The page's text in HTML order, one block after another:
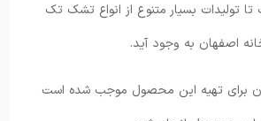
تولیدات بسیار متنوع از انواع تشک تک
اصفهان به وجود آید.
برای تهیه این محصول موجب شده است